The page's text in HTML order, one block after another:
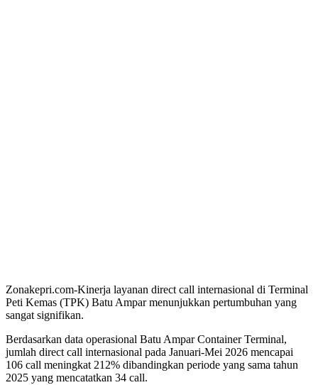
Zonakepri.com-Kinerja layanan direct call internasional di Terminal
Peti Kemas (TPK) Batu Ampar menunjukkan pertumbuhan yang
sangat signifikan.
Berdasarkan data operasional Batu Ampar Container Terminal,
jumlah direct call internasional pada Januari-Mei 2026 mencapai
106 call meningkat 212% dibandingkan periode yang sama tahun
2025 yang mencatatkan 34 call.